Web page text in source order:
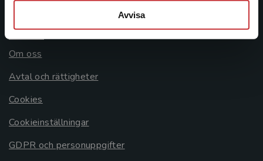
Avvisa
Allmänna länkar
Om oss
Avtal och rättigheter
Cookies
Cookieinställningar
GDPR och personuppgifter